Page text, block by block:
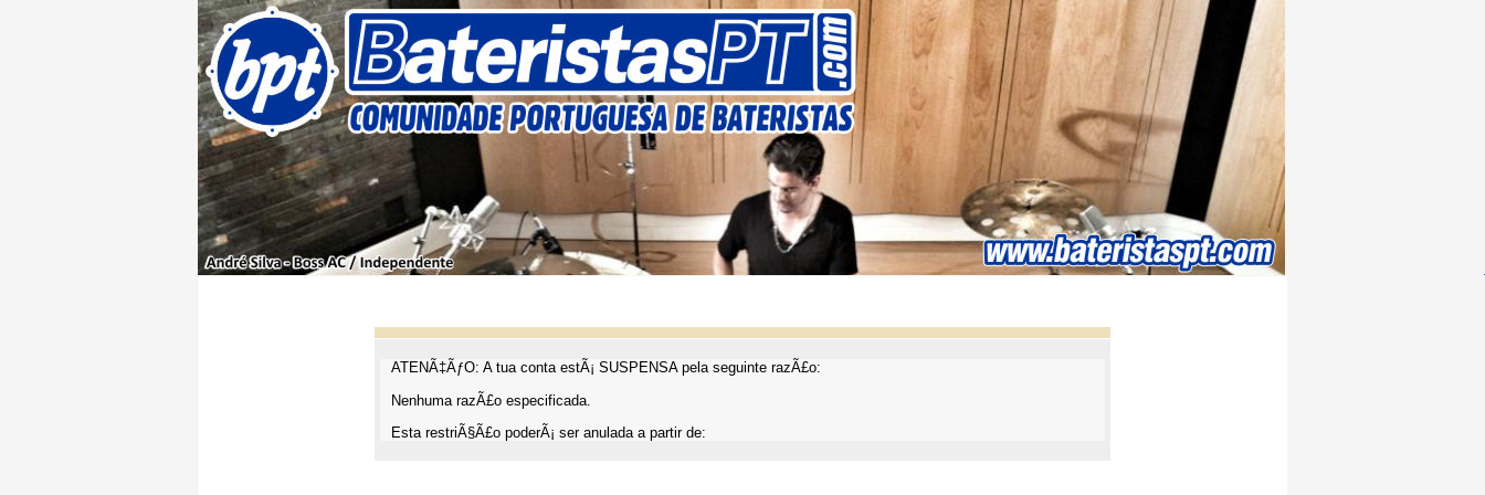
ATENÃ‡ÃƒO: A tua conta estÃ¡ SUSPENSA pela seguinte razÃ£o:
Nenhuma razÃ£o especificada.
Esta restriÃ§Ã£o poderÃ¡ ser anulada a partir de: